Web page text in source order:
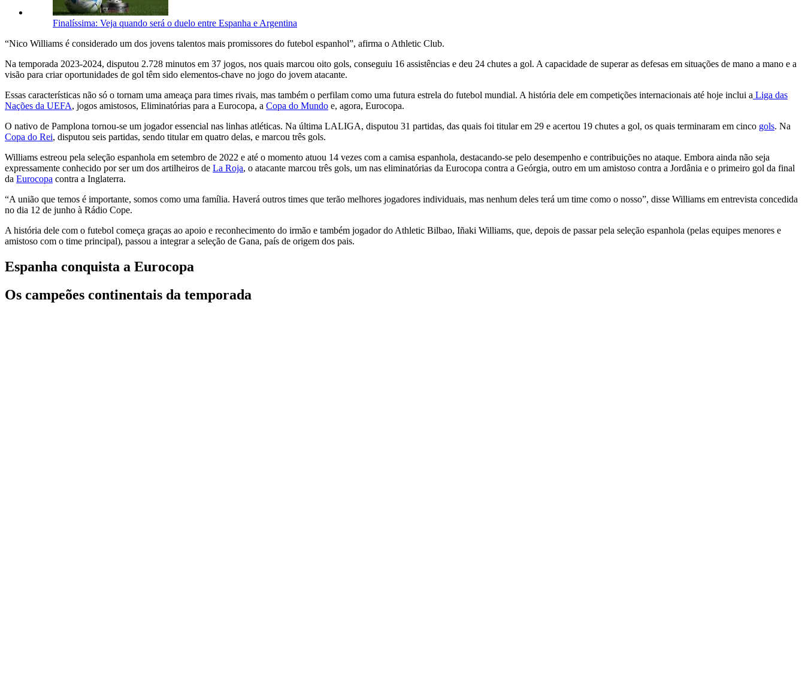
Finalíssima: Veja quando será o duelo entre Espanha e Argentina
“Nico Williams é considerado um dos jovens talentos mais promissores do futebol espanhol”, afirma o Athletic Club.
Na temporada 2023-2024, disputou 2.728 minutos em 37 jogos, nos quais marcou oito gols, conseguiu 16 assistências e deu 24 chutes a gol. A capacidade de superar as defesas em situações de mano a mano e a
visão para criar oportunidades de gol têm sido elementos-chave no jogo do jovem atacante.
Essas características não só o tornam uma ameaça para times rivais, mas também o perfilam como uma futura estrela do futebol mundial. A história dele em competições internacionais até hoje inclui a Liga das
Nações da UEFA, jogos amistosos, Eliminatórias para a Eurocopa, a Copa do Mundo e, agora, Eurocopa.
O nativo de Pamplona tornou-se um jogador essencial nas linhas atléticas. Na última LALIGA, disputou 31 partidas, das quais foi titular em 29 e acertou 19 chutes a gol, os quais terminaram em cinco gols. Na
Copa do Rei, disputou seis partidas, sendo titular em quatro delas, e marcou três gols.
Williams estreou pela seleção espanhola em setembro de 2022 e até o momento atuou 14 vezes com a camisa espanhola, destacando-se pelo desempenho e contribuições no ataque. Embora ainda não seja
expressamente conhecido por ser um dos artilheiros de La Roja, o atacante marcou três gols, um nas eliminatórias da Eurocopa contra a Geórgia, outro em um amistoso contra a Jordânia e o primeiro gol da final
da Eurocopa contra a Inglaterra.
“A união que temos é importante, somos como uma família. Haverá outros times que terão melhores jogadores individuais, mas nenhum deles terá um time como o nosso”, disse Williams em entrevista concedida
no dia 12 de junho à Rádio Cope.
A história dele com o futebol começa graças ao apoio e reconhecimento do irmão e também jogador do Athletic Bilbao, Iñaki Williams, que, depois de passar pela seleção espanhola (pelas equipes menores e
amistoso com o time principal), passou a integrar a seleção de Gana, país de origem dos pais.
Espanha conquista a Eurocopa
Os campeões continentais da temporada